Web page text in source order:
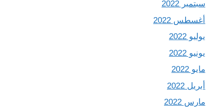
سبتمبر 2022
أغسطس 2022
يوليو 2022
يونيو 2022
مايو 2022
أبريل 2022
مارس 2022